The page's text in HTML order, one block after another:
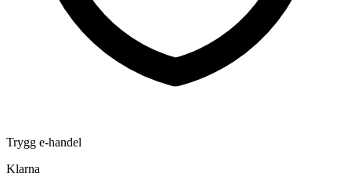
Trygg e-handel
Klarna